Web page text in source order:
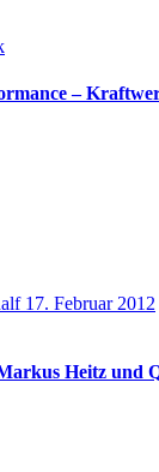
–
17. Februar 2012
Heitz und